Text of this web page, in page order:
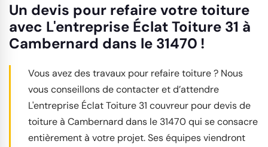
Un devis pour refaire votre toiture
avec L'entreprise Éclat Toiture 31 à
Cambernard dans le 31470 !
Vous avez des travaux pour refaire toiture ? Nous
vous conseillons de contacter et d’attendre
L'entreprise Éclat Toiture 31 couvreur pour devis de
toiture à Cambernard dans le 31470 qui se consacre
entièrement à votre projet. Ses équipes viendront